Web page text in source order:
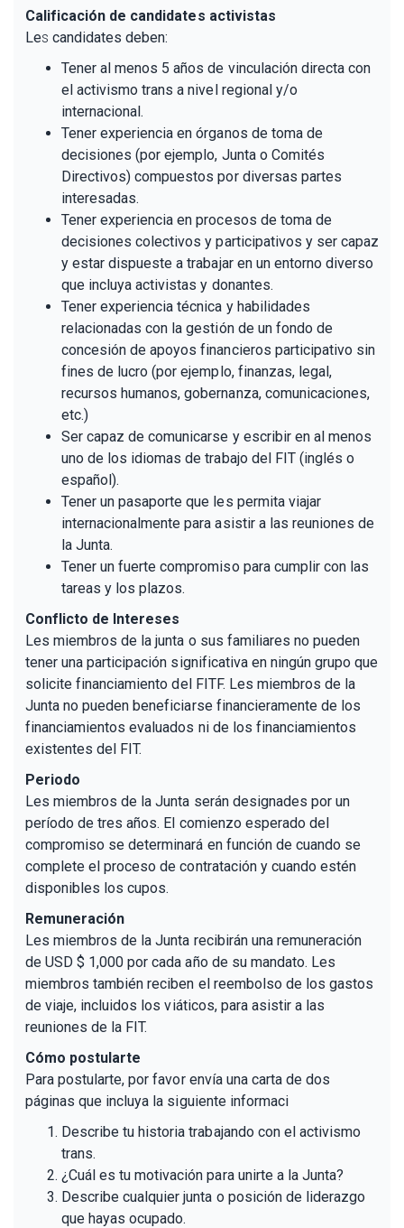
Calificación de candidates activistas
Lescandidates deben:
Tener al menos 5 años de vinculación directa con
el activismo trans a nivel regional y/o
internacional.
Tener experiencia en órganos de toma de
decisiones (por ejemplo, Junta o Comités
Directivos) compuestos por diversas partes
interesadas.
Tener experiencia en procesos de toma de
decisiones colectivos y participativos y ser capaz
y estar dispueste a trabajar en un entorno diverso
que incluya activistas y donantes.
Tener experiencia técnica y habilidades
relacionadas con la gestión de un fondo de
concesión de apoyos financieros participativo sin
fines de lucro (por ejemplo, finanzas, legal,
recursos humanos, gobernanza, comunicaciones,
etc.)
Ser capaz de comunicarse y escribir en al menos
uno de los idiomas de trabajo del FIT (inglés o
español).
Tener un pasaporte que les permita viajar
internacionalmente para asistir a las reuniones de
la Junta.
Tener un fuerte compromiso para cumplir con las
tareas y los plazos.
Conflicto de Intereses
Les miembros de la junta o sus familiares no pueden
tener una participación significativa en ningún grupo que
solicite financiamiento del FITF. Les miembros de la
Junta no pueden beneficiarse financieramente de los
financiamientos evaluados ni de los financiamientos
existentes del FIT.
Periodo
Les miembros de la Junta serán designades por un
período de tres años. El comienzo esperado del
compromiso se determinará en función de cuando se
complete el proceso de contratación y cuando estén
disponibles los cupos.
Remuneración
Les miembros de la Junta recibirán una remuneración
de USD $ 1,000 por cada año de su mandato. Les
miembros también reciben el reembolso de los gastos
de viaje, incluidos los viáticos, para asistir a las
reuniones de la FIT.
Cómo postularte
Para postularte, por favor envía una carta de dos
páginas que incluya la siguiente informaci
Describe tu historia trabajando con el activismo
trans.
¿Cuál es tu motivación para unirte a la Junta?
Describe cualquier junta o posición de liderazgo
que hayas ocupado.